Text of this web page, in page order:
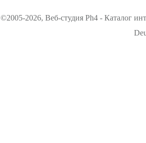
©2005-2026, Веб-студия Ph4 - Каталог